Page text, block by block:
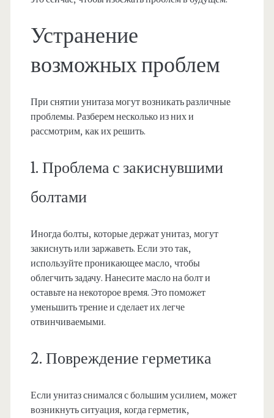
Устранение
возможных проблем
При снятии унитаза могут возникать различные
проблемы. Разберем несколько из них и
рассмотрим, как их решить.
1. Проблема с закиснувшими
болтами
Иногда болты, которые держат унитаз, могут
закиснуть или заржаветь. Если это так,
используйте проникающее масло, чтобы
облегчить задачу. Нанесите масло на болт и
оставьте на некоторое время. Это поможет
уменьшить трение и сделает их легче
отвинчиваемыми.
2. Повреждение герметика
Если унитаз снимался с большим усилием, может
возникнуть ситуация, когда герметик,